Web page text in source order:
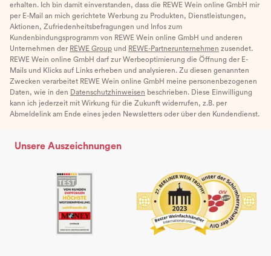
erhalten. Ich bin damit einverstanden, dass die REWE Wein online GmbH mir
per E-Mail an mich gerichtete Werbung zu Produkten, Dienstleistungen,
Aktionen, Zufriedenheitsbefragungen und Infos zum
Kundenbindungsprogramm von REWE Wein online GmbH und anderen
Unternehmen der REWE Group und REWE-Partnerunternehmen zusendet.
REWE Wein online GmbH darf zur Werbeoptimierung die Öffnung der E-
Mails und Klicks auf Links erheben und analysieren. Zu diesen genannten
Zwecken verarbeitet REWE Wein online GmbH meine personenbezogenen
Daten, wie in den Datenschutzhinweisen beschrieben. Diese Einwilligung
kann ich jederzeit mit Wirkung für die Zukunft widerrufen, z.B. per
Abmeldelink am Ende eines jeden Newsletters oder über den Kundendienst.
Unsere Auszeichnungen